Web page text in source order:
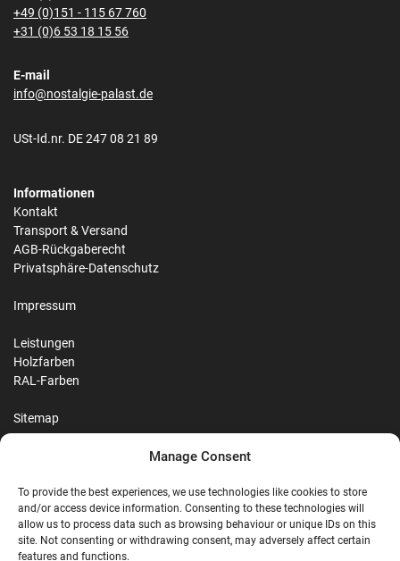
Manage Consent
To provide the best experiences, we use technologies like cookies to store
and/or access device information. Consenting to these technologies will
allow us to process data such as browsing behaviour or unique IDs on this
site. Not consenting or withdrawing consent, may adversely affect certain
features and functions.
+49 (0)151 - 115 67 760
+31 (0)6 53 18 15 56
E-mail
info@nostalgie-palast.de
USt-Id.nr. DE 247 08 21 89
Informationen
Kontakt
Transport & Versand
AGB-Rückgaberecht
Privatsphäre-Datenschutz
Impressum
Leistungen
Holzfarben
RAL-Farben
Sitemap